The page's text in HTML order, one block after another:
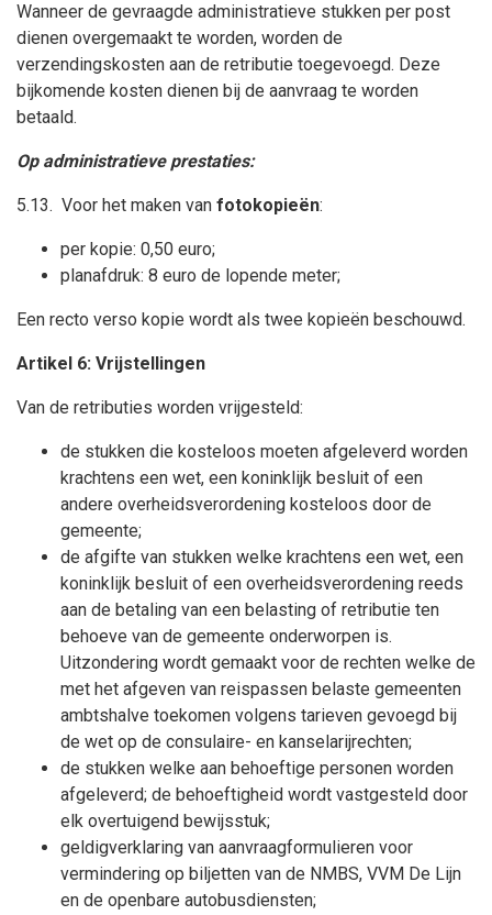
Wanneer de gevraagde administratieve stukken per post
dienen overgemaakt te worden, worden de
verzendingskosten aan de retributie toegevoegd. Deze
bijkomende kosten dienen bij de aanvraag te worden
betaald.
Op administratieve prestaties:
5.13. Voor het maken van fotokopieën:
per kopie: 0,50 euro;
planafdruk: 8 euro de lopende meter;
Een recto verso kopie wordt als twee kopieën beschouwd.
Artikel 6: Vrijstellingen
Van de retributies worden vrijgesteld:
de stukken die kosteloos moeten afgeleverd worden
krachtens een wet, een koninklijk besluit of een
andere overheidsverordening kosteloos door de
gemeente;
de afgifte van stukken welke krachtens een wet, een
koninklijk besluit of een overheidsverordening reeds
aan de betaling van een belasting of retributie ten
behoeve van de gemeente onderworpen is.
Uitzondering wordt gemaakt voor de rechten welke de
met het afgeven van reispassen belaste gemeenten
ambtshalve toekomen volgens tarieven gevoegd bij
de wet op de consulaire- en kanselarijrechten;
de stukken welke aan behoeftige personen worden
afgeleverd; de behoeftigheid wordt vastgesteld door
elk overtuigend bewijsstuk;
geldigverklaring van aanvraagformulieren voor
vermindering op biljetten van de NMBS, VVM De Lijn
en de openbare autobusdiensten;